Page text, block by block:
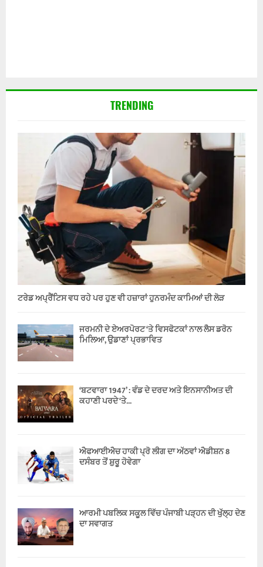
TRENDING
ਟਰੇਡ ਅਪ੍ਰੈਂਟਿਸ ਵਧ ਰਹੇ ਪਰ ਹੁਣ ਵੀ ਹਜ਼ਾਰਾਂ ਹੁਨਰਮੰਦ ਕਾਮਿਆਂ ਦੀ ਲੋੜ
ਜਰਮਨੀ ਦੇ ਏਅਰਪੋਰਟ ‘ਤੇ ਵਿਸਫੋਟਕਾਂ ਨਾਲ ਲੈਸ ਡਰੋਨ
ਮਿਲਿਆ, ਉਡਾਣਾਂ ਪ੍ਰਭਾਵਿਤ
‘ਬਟਵਾਰਾ 1947’ : ਵੰਡ ਦੇ ਦਰਦ ਅਤੇ ਇਨਸਾਨੀਅਤ ਦੀ
ਕਹਾਣੀ ਪਰਦੇ ‘ਤੇ...
ਐਫਆਈਐਚ ਹਾਕੀ ਪ੍ਰੋ ਲੀਗ ਦਾ ਅੱਠਵਾਂ ਐਡੀਸ਼ਨ 8
ਦਸੰਬਰ ਤੋਂ ਸ਼ੁਰੂ ਹੋਵੇਗਾ
ਆਰਮੀ ਪਬਲਿਕ ਸਕੂਲ ਵਿੱਚ ਪੰਜਾਬੀ ਪੜ੍ਹਨ ਦੀ ਖੁੱਲ੍ਹ ਦੇਣ
ਦਾ ਸਵਾਗਤ